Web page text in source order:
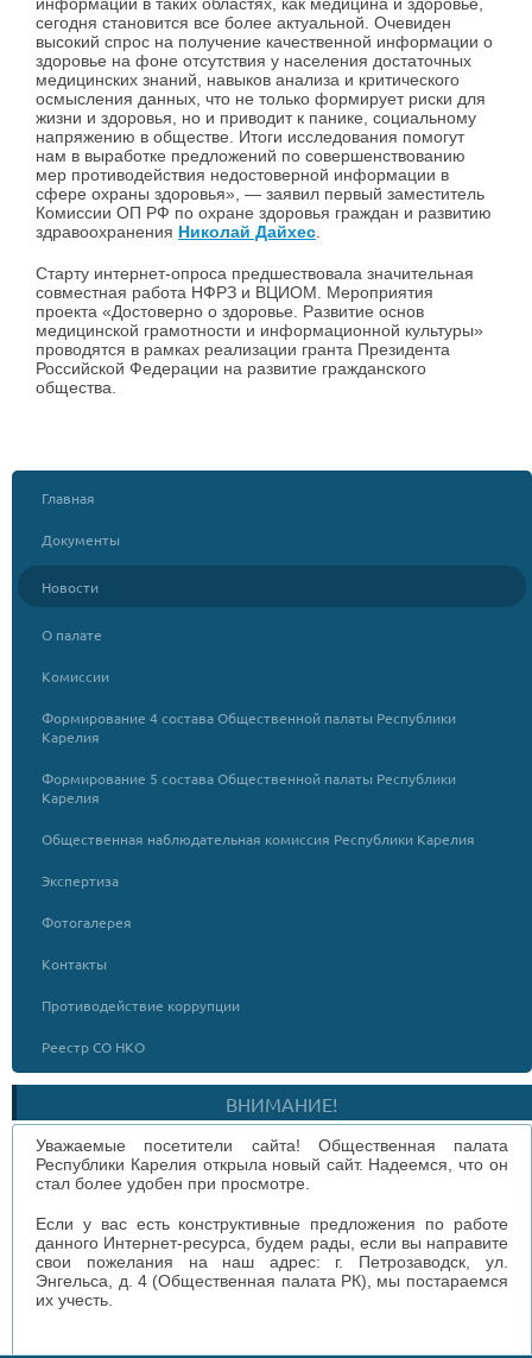
сегодня становится все более актуальной. Очевиден
высокий спрос на получение качественной информации о
здоровье на фоне отсутствия у населения достаточных
медицинских знаний, навыков анализа и критического
осмысления данных, что не только формирует риски для
жизни и здоровья, но и приводит к панике, социальному
напряжению в обществе. Итоги исследования помогут
нам в выработке предложений по совершенствованию
мер противодействия недостоверной информации в
сфере охраны здоровья», — заявил первый заместитель
Комиссии ОП РФ по охране здоровья граждан и развитию
здравоохранения Николай Дайхес
Старту интернет-опроса предшествовала значительная
совместная работа НФРЗ и ВЦИОМ. Мероприятия
проекта «Достоверно о здоровье. Развитие основ
медицинской грамотности и информационной культуры»
проводятся в рамках реализации гранта Президента
Российской Федерации на развитие гражданского
общества.
Главная
Документы
Новости
О палате
Комиссии
Формирование 4 состава Общественной палаты Республики
Карелия
Формирование 5 состава Общественной палаты Республики
Карелия
Общественная наблюдательная комиссия Республики Карелия
Экспертиза
Фотогалерея
Контакты
Противодействие коррупции
Реестр СО НКО
ВНИМАНИЕ!
Уважаемые посетители сайта! Общественная палата
Республики Карелия открыла новый сайт. Надеемся, что он
стал более удобен при просмотре.
Если у вас есть конструктивные предложения по работе
данного Интернет-ресурса, будем рады, если вы направите
свои пожелания на наш адрес: г. Петрозаводск, ул.
Энгельса, д. 4 (Общественная палата РК), мы постараемся
их учесть.